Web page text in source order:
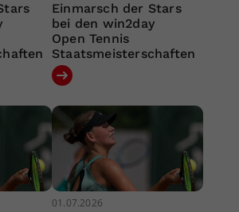
Einmarsch der Stars
bei den win2day
Open Tennis
Staatsmeisterschaften
01.07.2026